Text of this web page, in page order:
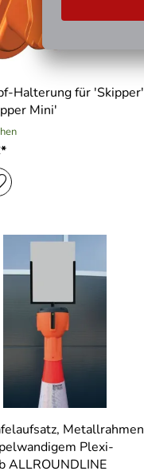
Halterung für ′Skipper′
Mini′
Metallrahmen
Plexi-
ALLROUNDLINE